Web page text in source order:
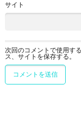
サイト
次回のコメントで使用す
ス、サイトを保存する。